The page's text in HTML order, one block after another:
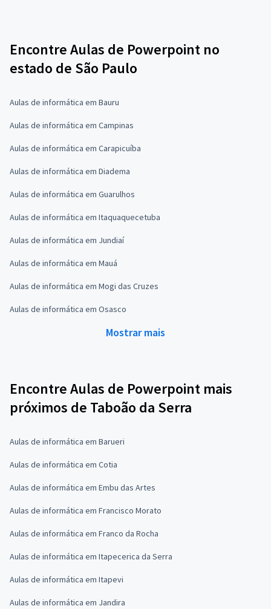
Encontre Aulas de Powerpoint no
estado de São Paulo
Aulas de informática em Bauru
Aulas de informática em Campinas
Aulas de informática em Carapicuíba
Aulas de informática em Diadema
Aulas de informática em Guarulhos
Aulas de informática em Itaquaquecetuba
Aulas de informática em Jundiaí
Aulas de informática em Mauá
Aulas de informática em Mogi das Cruzes
Aulas de informática em Osasco
Mostrar mais
Encontre Aulas de Powerpoint mais
próximos de Taboão da Serra
Aulas de informática em Barueri
Aulas de informática em Cotia
Aulas de informática em Embu das Artes
Aulas de informática em Francisco Morato
Aulas de informática em Franco da Rocha
Aulas de informática em Itapecerica da Serra
Aulas de informática em Itapevi
Aulas de informática em Jandira